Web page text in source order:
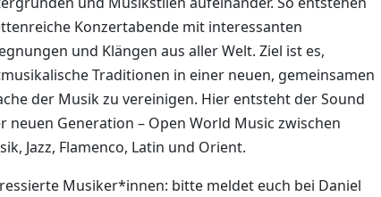
Konzertabende mit interessanten
und Klängen aus aller Welt. Ziel ist es,
Traditionen in einer neuen, gemeinsamen
der Musik zu vereinigen. Hier entsteht der Sound
neuen Generation – Open World Music zwischen
Jazz, Flamenco, Latin und Orient.
Musiker*innen: bitte meldet euch bei Daniel